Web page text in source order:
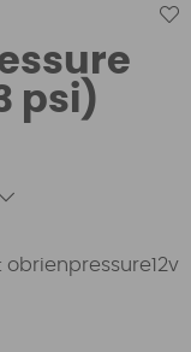
psi)
obrienpressure12v